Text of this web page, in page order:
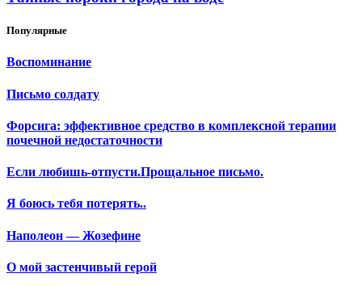
Популярные
Воспоминание
Письмо солдату
Форсига: эффективное средство в комплексной терапии
почечной недостаточности
Если любишь-отпусти.Прощальное письмо.
Я боюсь тебя потерять..
Наполеон — Жозефине
О мой застенчивый герой